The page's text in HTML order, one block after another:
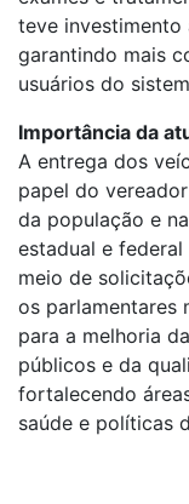
teve investimento
garantindo mais
usuários do
Importância da
A entrega dos
papel do
da população e
estadual e
meio de
os parlamentares
para a melhoria
públicos e da
fortalecendo
saúde e políticas